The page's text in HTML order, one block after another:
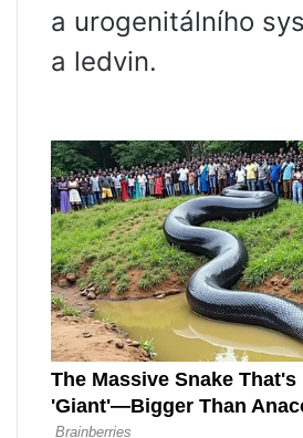
a urogenitálního
a ledvin.